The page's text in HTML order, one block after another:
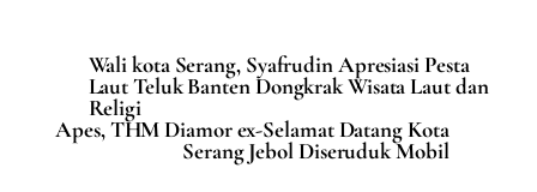
c
e
b
ai
l
at
s
A
p
ar
e
Wali kota Serang, Syafrudin Apresiasi Pesta
Laut Teluk Banten Dongkrak Wisata Laut dan
Religi
Apes, THM Diamor ex-Selamat Datang Kota
Serang Jebol Diseruduk Mobil